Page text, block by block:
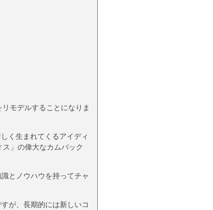
モデルすることになりま
く生まれてくるアイディ
」の偉大なカムバック
とノウハウを持ってチャ
が、長期的には新しいコ